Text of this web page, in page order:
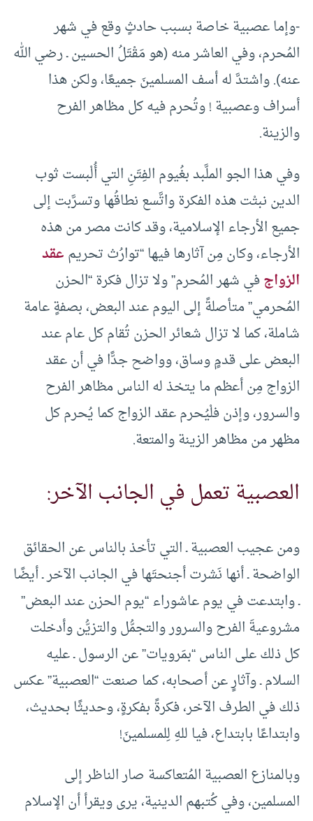
-وإما عصبية خاصة بسبب حادثٍ وقع في شهر
المُحرم، وفي العاشر منه (هو مَقْتَلُ الحسين ـ رضي الله
عنه). واشتدَّ له أسف المسلمينَ جميعًا، ولكن هذا
أسراف وعصبية ! وتُحرم فيه كل مظاهر الفرح
والزينة.
وفي هذا الجو الملَّبد بغُيوم الفِتَنِ التي أُلْبست ثوب
الدين نبتْت هذه الفكرة واتَّسع نطاقُها وتسرَّبت إلى
جميع الأرجاء الإسلامية، وقد كانت مصر من هذه
الأرجاء، وكان مِن آثارها فيها “توارُث تحريمعقد
الزواجفي شهر المُحرم” ولا تزال فكرة “الحزن
المُحرمي” متأصلةً إلى اليوم عند البعض، بصفةٍ عامة
شاملة، كما لا تزال شعائر الحزن تُقام كل عام عند
البعض على قدمٍ وساق، وواضح جدًّا في أن عقد
الزواج مِن أعظم ما يتخذ له الناس مظاهر الفرح
والسرور، وإذن فلْيُحرم عقد الزواج كما يُحرم كل
مظهر من مظاهر الزينة والمتعة.
العصبية تعمل في الجانب الآخر:
ومن عجيب العصبية ـ التي تأخذ بالناس عن الحقائق
الواضحة ـ أنها نَشرت أجنحتَها في الجانب الآخر ـ أيضًا
ـ وابتدعت في يوم عاشوراء “يوم الحزن عند البعض”
مشروعيةَ الفرح والسرور والتجمُّل والتزيُّن وأدخلت
كل ذلك على الناس “بمَرويات” عن الرسول ـ عليه
السلام ـ وآثارٍ عن أصحابه، كما صنعت “العصبية” عكس
ذلك في الطرف الآخر، فكرةً بفكرةٍ، وحديثًا بحديث،
وابتداعًا بابتداع، فيا للهِ لِلمسلمينَ!
وبالمنازع العصبية المُتعاكسة صار الناظر إلى
المسلمين، وفي كُتبهم الدينية، يرى ويقرأ أن الإسلام